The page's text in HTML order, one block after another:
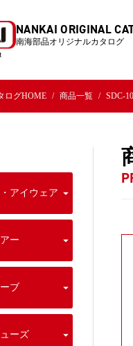
NANKAI ORIGINAL
南海部品オリジナルカタログ
ログHOME 商品一覧 SDC-
アイウェア
ー
ブ
ーズ